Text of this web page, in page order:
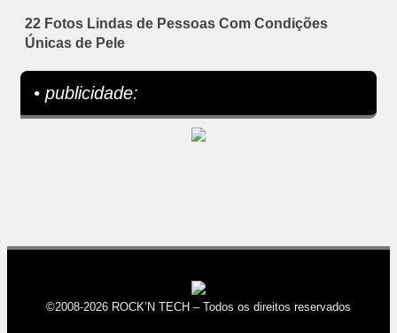
22 Fotos Lindas de Pessoas Com Condições
Únicas de Pele
• publicidade:
©2008-2026 ROCK’N TECH – Todos os direitos reservados